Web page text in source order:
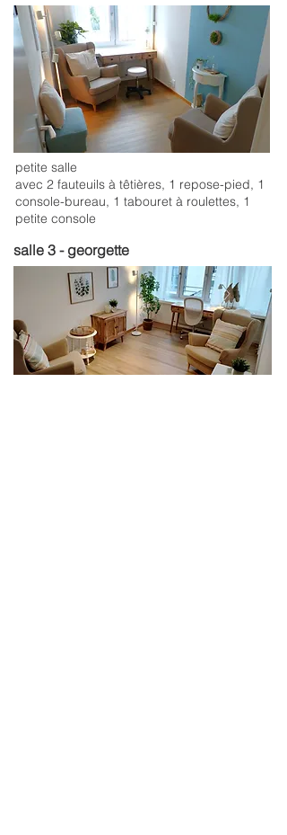
petite salle
avec 2 fauteuils à têtières, 1 repose-pied, 1
console-bureau, 1 tabouret à roulettes, 1
petite console
salle 3 - georgette